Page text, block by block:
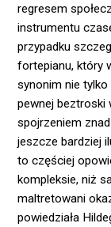
regresem
instrumentu
przypadku
fortepianu, który
synonim nie
pewnej beztroski
spojrzeniem
jeszcze bardziej
to częściej
kompleksie, niż
maltretowani
powiedziała